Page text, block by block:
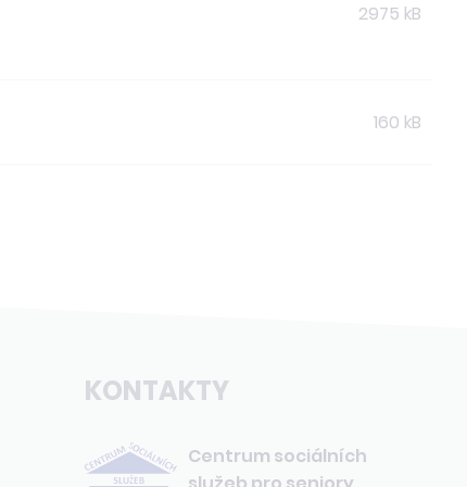
2975 kB
160 kB
KONTAKTY
Centrum sociálních